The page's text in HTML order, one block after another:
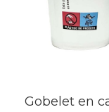
Gobelet en